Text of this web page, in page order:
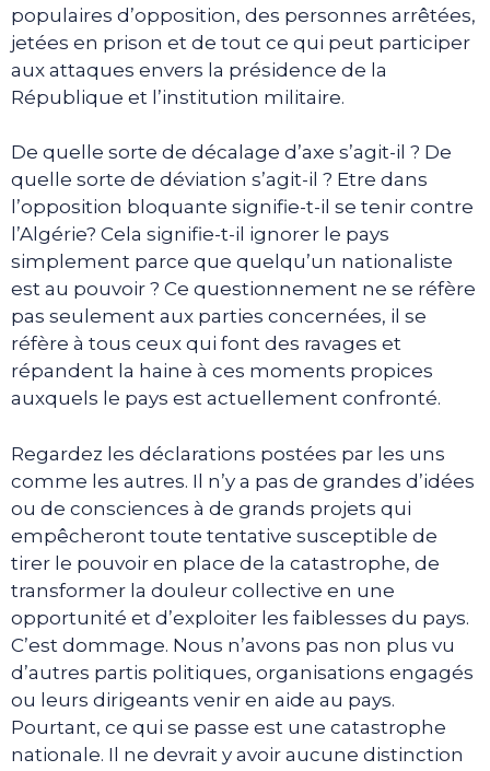
populaires d’opposition, des personnes arrêtées,
jetées en prison et de tout ce qui peut participer
aux attaques envers la présidence de la
République et l’institution militaire.
De quelle sorte de décalage d’axe s’agit-il ? De
quelle sorte de déviation s’agit-il ? Etre dans
l’opposition bloquante signifie-t-il se tenir contre
l’Algérie? Cela signifie-t-il ignorer le pays
simplement parce que quelqu’un nationaliste
est au pouvoir ? Ce questionnement ne se réfère
pas seulement aux parties concernées, il se
réfère à tous ceux qui font des ravages et
répandent la haine à ces moments propices
auxquels le pays est actuellement confronté.
Regardez les déclarations postées par les uns
comme les autres. Il n’y a pas de grandes d’idées
ou de consciences à de grands projets qui
empêcheront toute tentative susceptible de
tirer le pouvoir en place de la catastrophe, de
transformer la douleur collective en une
opportunité et d’exploiter les faiblesses du pays.
C’est dommage. Nous n’avons pas non plus vu
d’autres partis politiques, organisations engagés
ou leurs dirigeants venir en aide au pays.
Pourtant, ce qui se passe est une catastrophe
nationale. Il ne devrait y avoir aucune distinction